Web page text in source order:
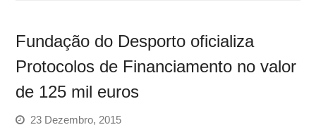
Fundação do Desporto oficializa
Protocolos de Financiamento no valor
de 125 mil euros
23 Dezembro, 2015